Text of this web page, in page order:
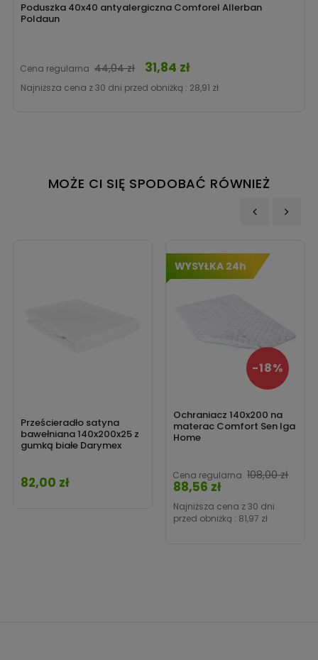
Poduszka 40x40 antyalergiczna Comforel Allerban
Poldaun
Cena regularna 44,04 zł Cena
31,84 zł
Najniższa cena z 30 dni przed obniżką : 28,91 zł
MOŻE CI SIĘ SPODOBAĆ RÓWNIEŻ
Prześcieradło satyna
bawełniana 140x200x25 z
gumką białe Darymex
Cena
82,00 zł
WYSYŁKA 24h
Ochraniacz 140x200 na
materac Comfort Sen Iga
Home
Cena regularna 108,00 zł
-18%
Cena
88,56 zł
Najniższa cena z 30 dni
przed obniżką : 81,97 zł